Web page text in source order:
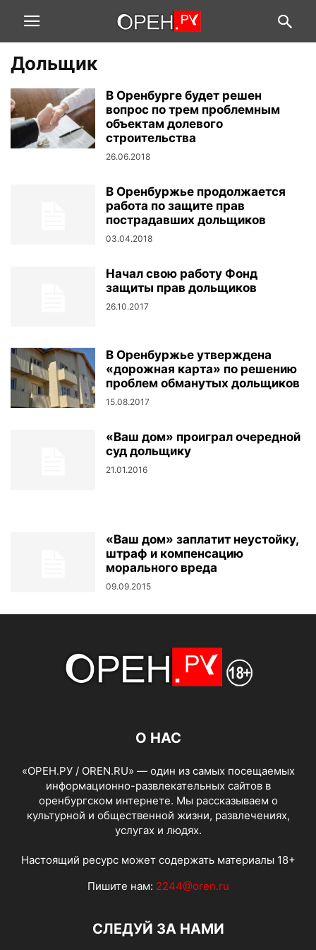
Дольщик
В Оренбурге будет решен
вопрос по трем проблемным
объектам долевого
строительства
26.06.2018
В Оренбуржье продолжается
работа по защите прав
пострадавших дольщиков
03.04.2018
Начал свою работу Фонд
защиты прав дольщиков
26.10.2017
В Оренбуржье утверждена
«дорожная карта» по решению
проблем обманутых дольщиков
15.08.2017
«Ваш дом» проиграл очередной
суд дольщику
21.01.2016
«Ваш дом» заплатит неустойку,
штраф и компенсацию
морального вреда
09.09.2015
О НАС
«ОРЕН.РУ / OREN.RU» — один из самых посещаемых
информационно-развлекательных сайтов в
оренбургском интернете. Мы рассказываем о
культурной и общественной жизни, развлечениях,
услугах и людях.
Настоящий ресурс может содержать материалы 18+
Пишите нам: 2244@oren.ru
СЛЕДУЙ ЗА НАМИ